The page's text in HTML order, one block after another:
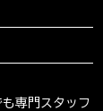
専門スタッフ